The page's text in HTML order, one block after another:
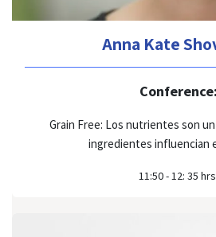
Anna Kate
Conference:
Grain Free: Los nutrientes son
ingredientes influencian
11:50 - 12: 35